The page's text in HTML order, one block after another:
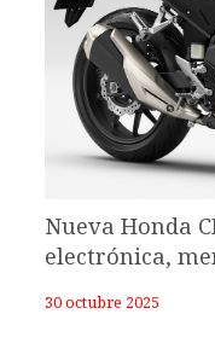
Nueva Honda
electrónica,
30 octubre 2025